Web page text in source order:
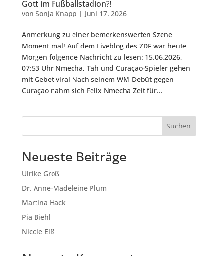
Gott im Fußballstadion?!
von Sonja Knapp | Juni 17, 2026
Anmerkung zu einer bemerkenswerten Szene
Moment mal! Auf dem Liveblog des ZDF war heute
Morgen folgende Nachricht zu lesen: 15.06.2026,
07:53 Uhr Nmecha, Tah und Curaçao-Spieler gehen
mit Gebet viral Nach seinem WM-Debüt gegen
Curaçao nahm sich Felix Nmecha Zeit für...
Suchen
Neueste Beiträge
Ulrike Groß
Dr. Anne-Madeleine Plum
Martina Hack
Pia Biehl
Nicole Elß